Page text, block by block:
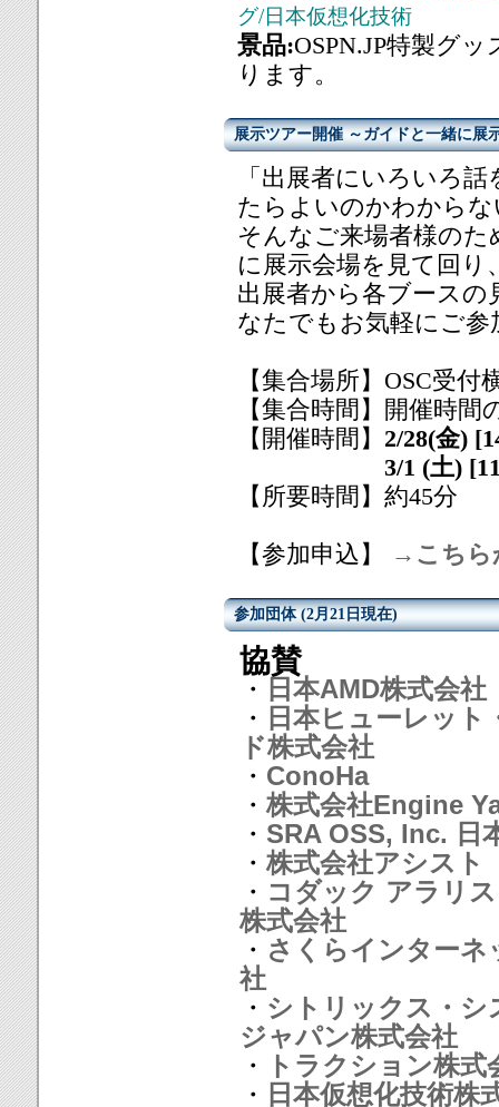
グ/日本仮想化技術
景品:OSPN.JP特製グ
ります。
展示ツアー開催 ～ガイドと一緒に展
「出展者にいろいろ
たらよいのかわからな
そんなご来場者様の
に展示会場を見て回り
出展者から各ブース
なたでもお気軽にご参
【集合場所】OSC受付
【集合時間】開催時間
【開催時間】 2/28(金)
3/1 (土) [11:00
【所要時間】約45分
【参加申込】 →こちら
参加団体 (2月21日現在)
協賛
・ 日本AMD株式会社
・ 日本ヒューレット
ド株式会社
・ ConoHa
・ 株式会社Engine
・ SRA OSS, Inc. 日
・ 株式会社アシスト
・ コダック アラリ
株式会社
・ さくらインターネ
社
・ シトリックス・シ
ジャパン株式会社
・
トラクション株式
・ 日本仮想化技術株